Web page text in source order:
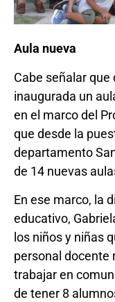
Aula nueva
Cabe señalar
inaugurada un
en el marco del
que desde la
departamento
de 14 nuevas
En ese marco, la
educativo,
los niños y niñas
personal docente
trabajar en
de tener 8